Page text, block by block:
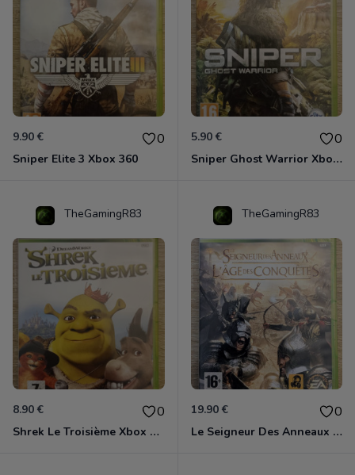
9.90 € 0
Sniper Elite 3 Xbox 360
5.90 € 0
Sniper Ghost Warrior Xbox 360
TheGamingR83
8.90 € 0
Shrek Le Troisième Xbox 360
TheGamingR83
19.90 € 0
Le Seigneur Des Anneaux - L'âge Des Conquêtes Xbox 360